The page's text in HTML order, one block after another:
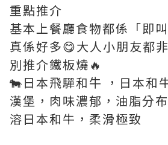
重點推介
基本上餐廳食物都係「即
真係好多😋大人小朋友都
別推介鐵板燒🔥
🐄⽇本⾶驒和⽜ ，日本和
漢堡，肉味濃郁，油脂分
溶日本和牛，柔滑極致